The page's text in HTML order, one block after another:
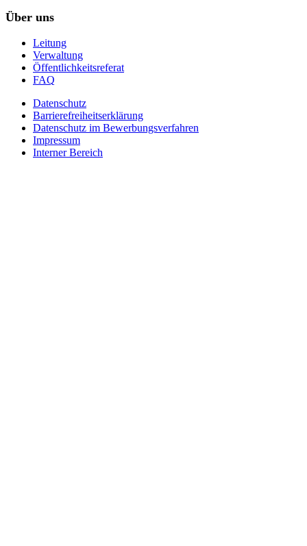
Über uns
Leitung
Verwaltung
Öffentlichkeitsreferat
FAQ
Datenschutz
Barrierefreiheitserklärung
Datenschutz im Bewerbungsverfahren
Impressum
Interner Bereich